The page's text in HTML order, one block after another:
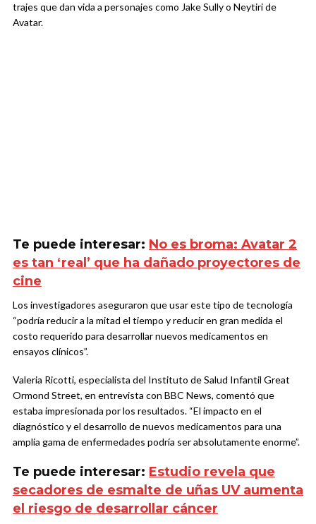
trajes que dan vida a personajes como Jake Sully o Neytiri de
Avatar.
Te puede interesar: No es broma: Avatar 2
es tan ‘real’ que ha dañado proyectores de
cine
Los investigadores aseguraron que usar este tipo de tecnología
“podría reducir a la mitad el tiempo y reducir en gran medida el
costo requerido para desarrollar nuevos medicamentos en
ensayos clínicos”.
Valeria Ricotti, especialista del Instituto de Salud Infantil Great
Ormond Street, en entrevista con BBC News, comentó que
estaba impresionada por los resultados. “El impacto en el
diagnóstico y el desarrollo de nuevos medicamentos para una
amplia gama de enfermedades podría ser absolutamente enorme”.
Te puede interesar: Estudio revela que
secadores de esmalte de uñas UV aumenta
el riesgo de desarrollar cáncer